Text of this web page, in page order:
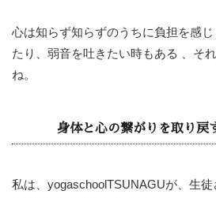
心は知らず知らずのうちに負担を感
たり、弱音を吐きたい時もある 、そ
ね。
身体と心の繋がりを取り戻
私は、yogaschoolTSUNAGUが、生